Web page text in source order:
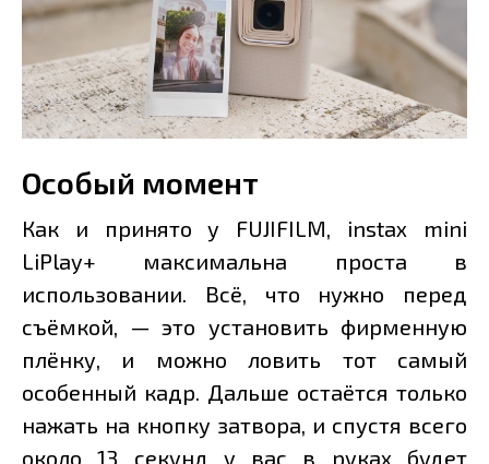
Особый момент
Как и принято у FUJIFILM, instax mini
LiPlay+ максимальна проста в
использовании. Всё, что нужно перед
съёмкой, — это установить фирменную
плёнку, и можно ловить тот самый
особенный кадр. Дальше остаётся только
нажать на кнопку затвора, и спустя всего
около 13 секунд у вас в руках будет